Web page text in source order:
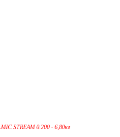
STREAM 0.200 - 6,80кг